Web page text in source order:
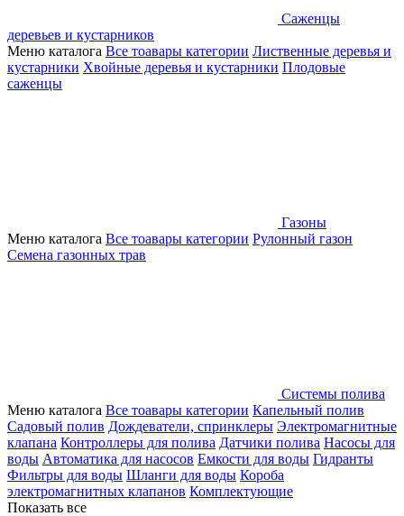
Саженцы
деревьев и кустарников
Меню каталога Все тоавары категории Лиственные деревья и
кустарники Хвойные деревья и кустарники Плодовые
саженцы
Газоны
Меню каталога Все тоавары категории Рулонный газон
Семена газонных трав
Системы полива
Меню каталога Все тоавары категории Капельный полив
Садовый полив Дождеватели, спринклеры Электромагнитные
клапана Контроллеры для полива Датчики полива Насосы для
воды Автоматика для насосов Емкости для воды Гидранты
Фильтры для воды Шланги для воды Короба
электромагнитных клапанов Комплектующие
Показать все